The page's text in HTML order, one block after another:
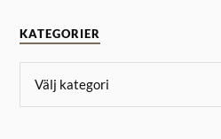
KATEGORIER